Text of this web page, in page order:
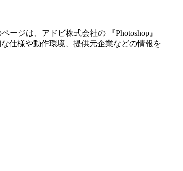
ージは、 アドビ株式会社の 『Photoshop 』
仕様や動作環境、提供元企業などの情報を